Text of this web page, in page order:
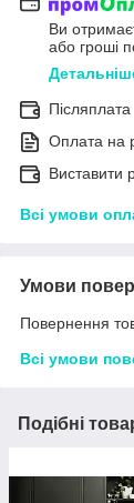
Ви
або гроші
Післяплата
Оплата на
Виставити
Всі умови
Умови
Повернення
Всі умови
Подібні